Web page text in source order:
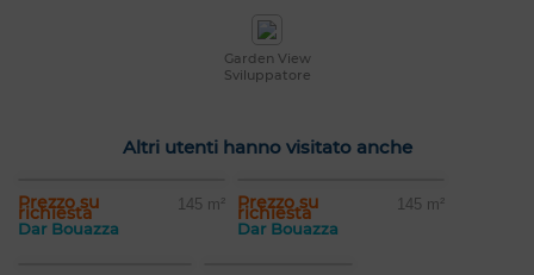
Garden View
Sviluppatore
Altri utenti hanno visitato anche
Prezzo su
richiesta 145 m²
Dar Bouazza
Prezzo su
richiesta 145 m²
Dar Bouazza